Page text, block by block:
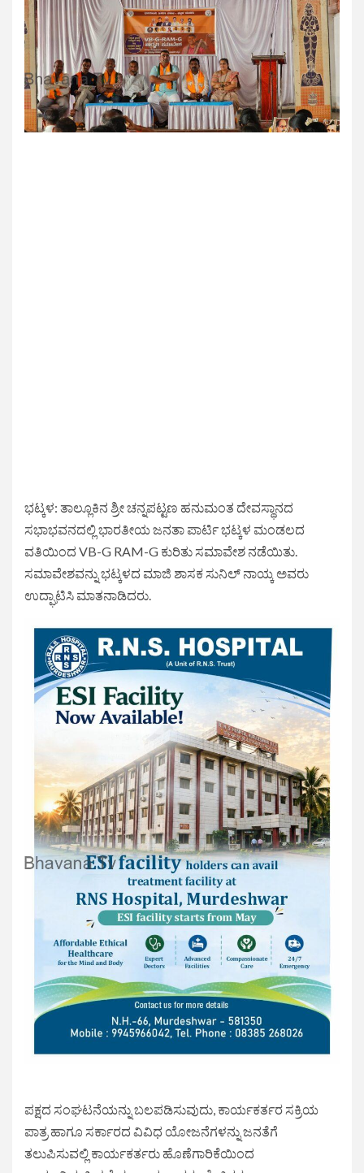
ಭಟ್ಕಳ: ತಾಲ್ಲೂಕಿನ ಶ್ರೀ ಚನ್ನಪಟ್ಟಣ ಹನುಮಂತ ದೇವಸ್ಥಾನದ
ಸಭಾಭವನದಲ್ಲಿ ಭಾರತೀಯ ಜನತಾ ಪಾರ್ಟಿ ಭಟ್ಕಳ ಮಂಡಲದ
ವತಿಯಿಂದ VB-G RAM-G ಕುರಿತು ಸಮಾವೇಶ ನಡೆಯಿತು.
ಸಮಾವೇಶವನ್ನು ಭಟ್ಕಳದ ಮಾಜಿ ಶಾಸಕ ಸುನಿಲ್ ನಾಯ್ಕ ಅವರು
ಉದ್ಘಾಟಿಸಿ ಮಾತನಾಡಿದರು.
ಪಕ್ಷದ ಸಂಘಟನೆಯನ್ನು ಬಲಪಡಿಸುವುದು, ಕಾರ್ಯಕರ್ತರ ಸಕ್ರಿಯ
ಪಾತ್ರ ಹಾಗೂ ಸರ್ಕಾರದ ವಿವಿಧ ಯೋಜನೆಗಳನ್ನು ಜನತೆಗೆ
ತಲುಪಿಸುವಲ್ಲಿ ಕಾರ್ಯಕರ್ತರು ಹೊಣೆಗಾರಿಕೆಯಿಂದ